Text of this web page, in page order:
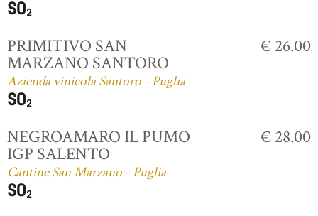
PRIMITIVO SAN
MARZANO SANTORO
Azienda vinicola Santoro - Puglia
€ 26.00
NEGROAMARO IL PUMO
IGP SALENTO
Cantine San Marzano - Puglia
€ 28.00